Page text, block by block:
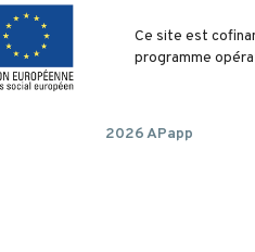
Ce site est
programme
2026 APapp